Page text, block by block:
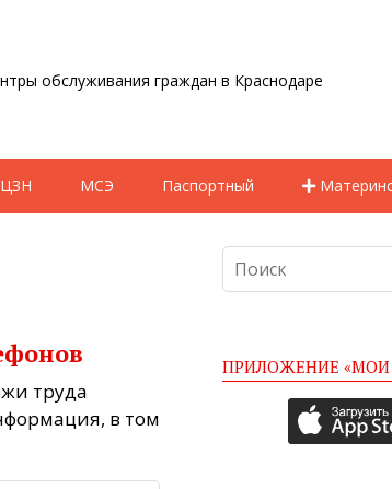
обслуживания граждан в Краснодаре
ЦЗН МСЭ Паспортный
труда
в том
ПРИЛОЖЕНИЕ